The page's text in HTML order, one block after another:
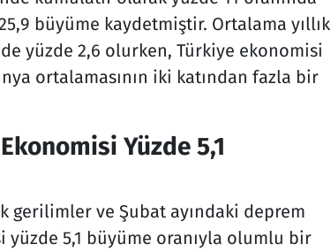
büyüme kaydetmiştir. Ortalama yıllık
yüzde 2,6 olurken, Türkiye ekonomisi
ortalamasının iki katından fazla bir
Yüzde 5,1
gerilimler ve Şubat ayındaki deprem
5,1 büyüme oranıyla olumlu bir